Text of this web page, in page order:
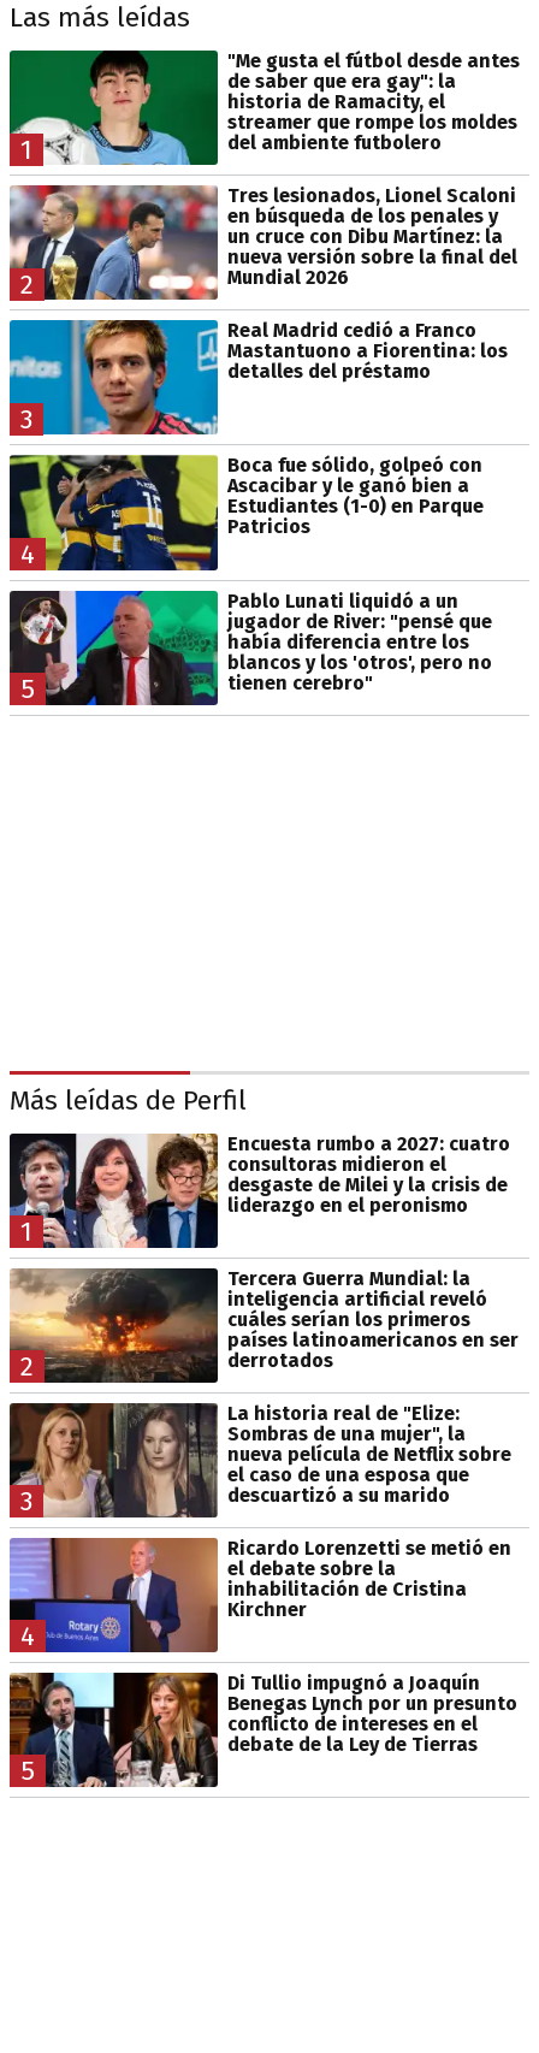
Las más leídas
1
"Me gusta el fútbol desde antes
de saber que era gay": la
historia de Ramacity, el
streamer que rompe los moldes
del ambiente futbolero
2
Tres lesionados, Lionel Scaloni
en búsqueda de los penales y
un cruce con Dibu Martínez: la
nueva versión sobre la final del
Mundial 2026
3
Real Madrid cedió a Franco
Mastantuono a Fiorentina: los
detalles del préstamo
4
Boca fue sólido, golpeó con
Ascacibar y le ganó bien a
Estudiantes (1-0) en Parque
Patricios
5
Pablo Lunati liquidó a un
jugador de River: "pensé que
había diferencia entre los
blancos y los 'otros', pero no
tienen cerebro"
Más leídas de Perfil
1
Encuesta rumbo a 2027: cuatro
consultoras midieron el
desgaste de Milei y la crisis de
liderazgo en el peronismo
2
Tercera Guerra Mundial: la
inteligencia artificial reveló
cuáles serían los primeros
países latinoamericanos en ser
derrotados
3
La historia real de "Elize:
Sombras de una mujer", la
nueva película de Netflix sobre
el caso de una esposa que
descuartizó a su marido
4
Ricardo Lorenzetti se metió en
el debate sobre la
inhabilitación de Cristina
Kirchner
5
Di Tullio impugnó a Joaquín
Benegas Lynch por un presunto
conflicto de intereses en el
debate de la Ley de Tierras